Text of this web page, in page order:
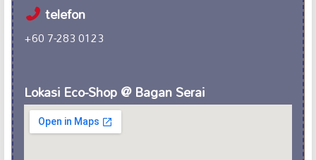
telefon
+60 7-283 0123
Lokasi Eco-Shop @ Bagan Serai